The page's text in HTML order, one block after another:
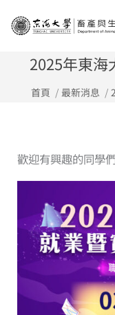
2025年東海
首頁 最新消息
歡迎有興趣的同學